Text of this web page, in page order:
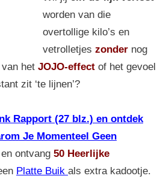
worden van die
overtollige kilo’s en
vetrolletjes zondernog
het JOJO-effect of het gevoel
zit ‘te lijnen’?
Rapport (27 blz.) en ontdek
Je Momenteel Geen
en ontvang 50 Heerlijke
Platte Buik als extra kadootje.